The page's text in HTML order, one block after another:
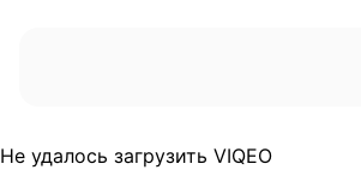
Не удалось загрузить VIQEO